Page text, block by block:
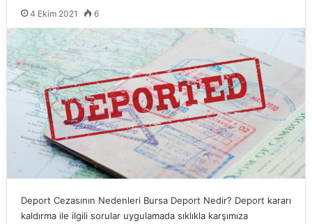
4 Ekim 2021 6
Deport Cezasının Nedenleri Bursa Deport Nedir? Deport kararı
kaldırma ile ilgili sorular uygulamada sıklıkla karşımıza